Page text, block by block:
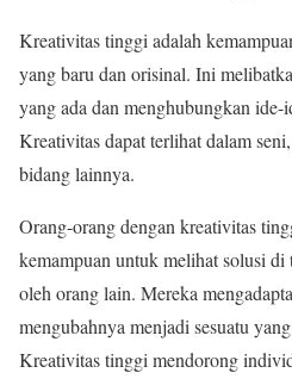
Kreativitas tinggi adalah
yang baru dan orisinal. Ini
yang ada dan menghubungkan
Kreativitas dapat terlihat dalam
bidang lainnya.
Orang-orang dengan kreativitas
kemampuan untuk melihat solusi
oleh orang lain. Mereka
mengubahnya menjadi sesuatu
Kreativitas tinggi mendorong